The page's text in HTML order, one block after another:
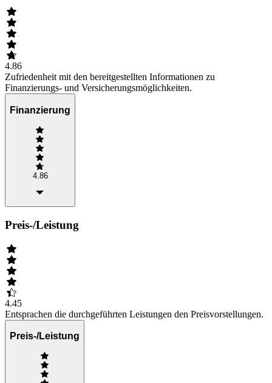
4.86
Zufriedenheit mit den bereitgestellten Informationen zu
Finanzierungs- und Versicherungsmöglichkeiten.
Finanzierung
4.86
Preis-/Leistung
4.45
Entsprachen die durchgeführten Leistungen den Preisvorstellungen.
Preis-/Leistung